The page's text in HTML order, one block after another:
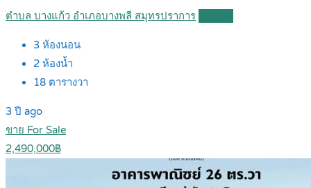
ตำบล บางแก้ว อำเภอบางพลี สมุทรปราการ
3 ห้องนอน
2 ห้องน้ำ
18 ตารางวา
3 ปี ago
ขาย For Sale
2,490,000฿